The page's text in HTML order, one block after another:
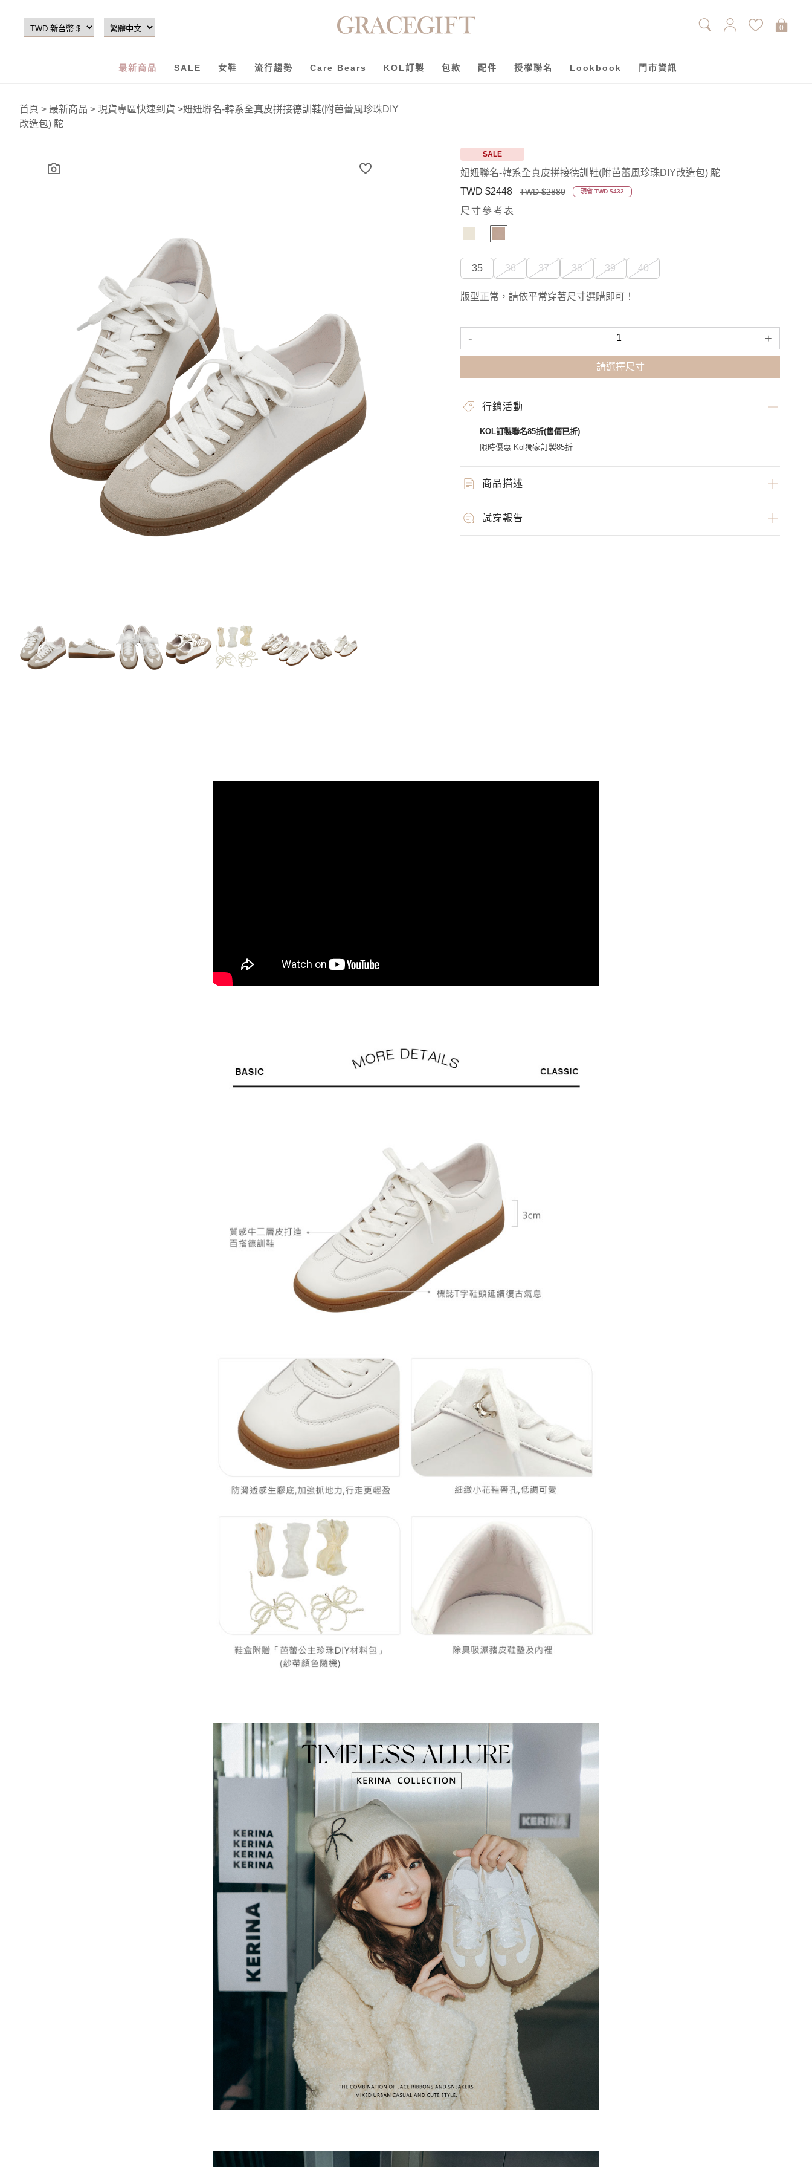
最新商品 SALE 女鞋 流行趨勢 Care Bears KOL訂製 包款 配件 授權聯名 Lookbook 門市資訊
首頁 > 最新商品 > 現貨專區快速到貨 >妞妞聯名-韓系全真皮拼接德訓鞋(附芭蕾風珍珠DIY
改造包) 駝
SALE
妞妞聯名-韓系全真皮拼接德訓鞋(附芭蕾風珍珠DIY改造包) 駝
TWD $2448
TWD $2880 現省 TWD $432
尺寸參考表
35 36 37 38 39 40
版型正常，請依平常穿著尺寸選購即可！
- +
請選擇尺寸
行銷活動
KOL訂製聯名85折(售價已折)
限時優惠 Kol獨家訂製85折
商品描述
試穿報告
0